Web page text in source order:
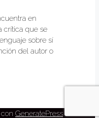
en
crítica que se
sobre sí
del autor o
con GeneratePress